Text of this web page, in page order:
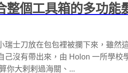
整個工具箱的多功能
瑞士刀放在包包裡被攔下來，雖然
己沒有帶出來，由 Holon 一所學校
你大剌剌過海關、...